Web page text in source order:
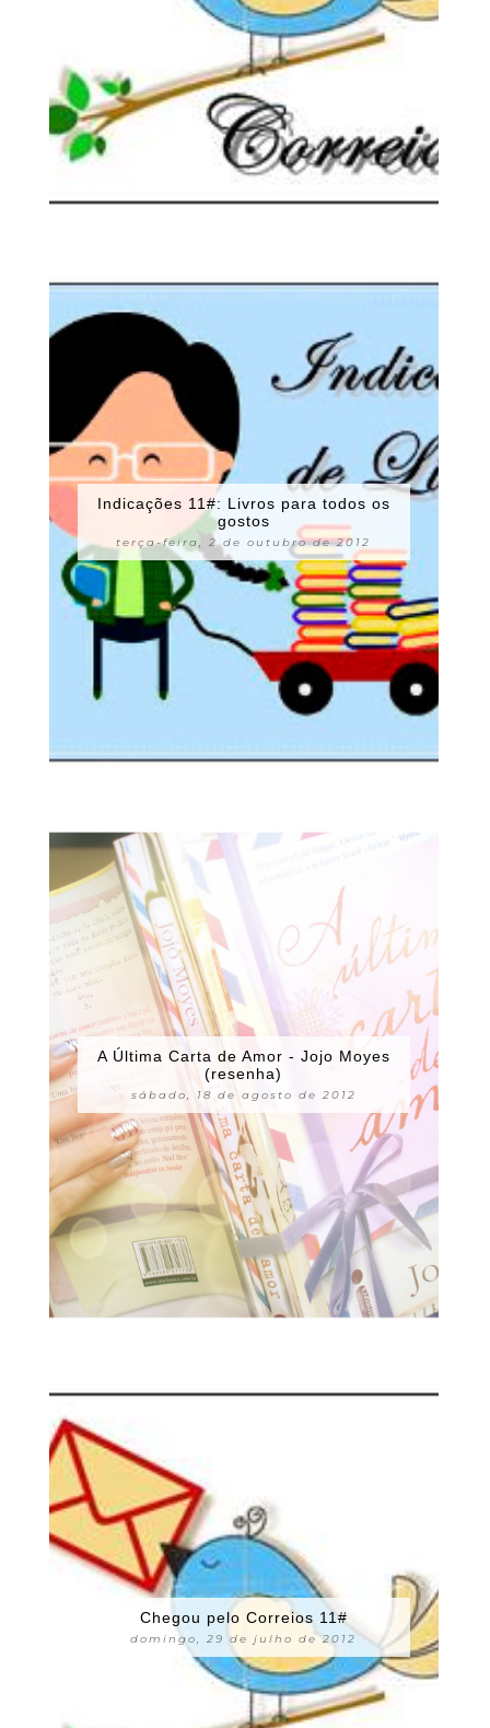
Indicações 11#: Livros para todos os
gostos
terça-feira, 2 de outubro de 2012
A Última Carta de Amor - Jojo Moyes
(resenha)
sábado, 18 de agosto de 2012
Chegou pelo Correios 11#
domingo, 29 de julho de 2012